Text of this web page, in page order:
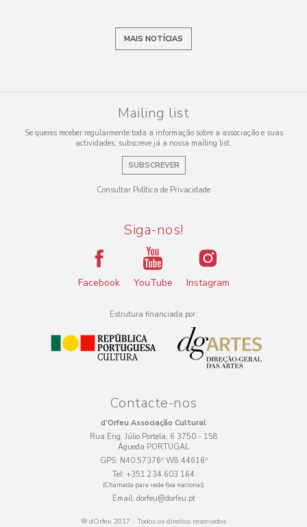
MAIS NOTÍCIAS
Mailing list
Se queres receber regularmente toda a informação sobre a associação e suas
actividades, subscreve já a nossa mailing list.
SUBSCREVER
Consultar Política de Privacidade
Siga-nos!
Facebook YouTube Instagram
Estrutura financiada por:
Contacte-nos
d’Orfeu Associação Cultural
Rua Eng. Júlio Portela, 6 3750 - 158
Águeda PORTUGAL
GPS: N40.57376º W8.44616º
Tel: +351 234 603 164
(Chamada para rede fixa nacional)
Email: dorfeu@dorfeu.pt
® dOrfeu 2017 - Todos os direitos reservados